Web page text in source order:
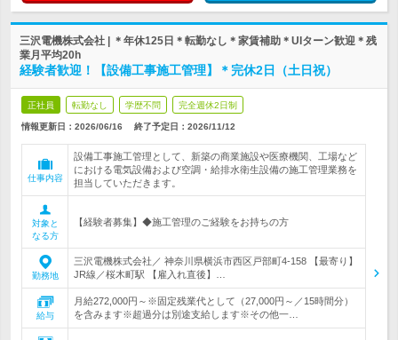
三沢電機株式会社 | ＊年休125日＊転勤なし＊家賃補助＊UIターン歓迎＊残
業月平均20h
経験者歓迎！【設備工事施工管理】＊完休2日（土日祝）
正社員 転勤なし 学歴不問 完全週休2日制
情報更新日：2026/06/16 終了予定日： 2026/11/12
仕事内容
設備工事施工管理として、新築の商業施設や医療機関、工場など
における電気設備および空調・給排水衛生設備の施工管理業務を
担当していただきます。
対象と
なる方
【経験者募集】◆施工管理のご経験をお持ちの方
勤務地
三沢電機株式会社／ 神奈川県横浜市西区戸部町4‐158 【最寄り】
JR線／桜木町駅 【雇入れ直後】…
給与
月給272,000円～※固定残業代として（27,000円～／15時間分）
を含みます※超過分は別途支給します※その他一…